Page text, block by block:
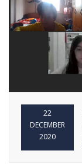
22
DECEMBER
2020